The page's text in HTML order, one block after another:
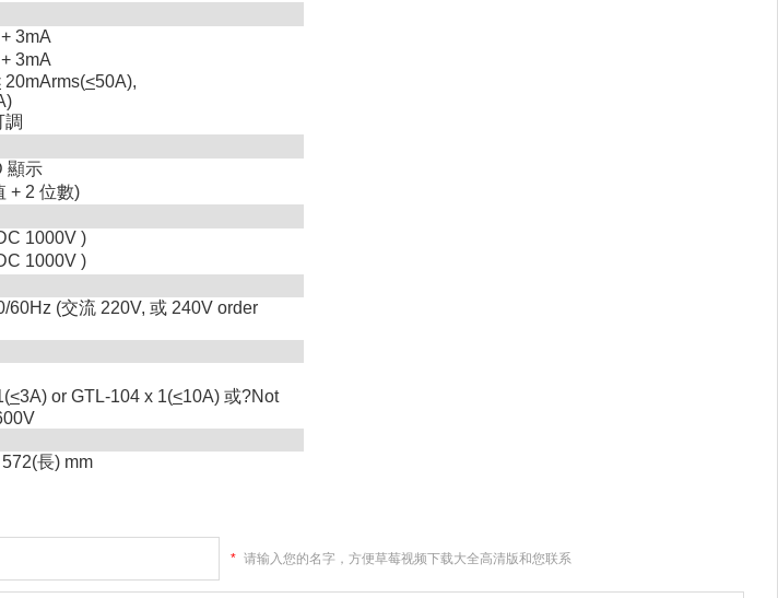
3mA
3mA
20mArms(<50A),
調
顯示
+ 2 位數)
1000V )
1000V )
60Hz (交流 220V, 或 240V order
<3A) or GTL-104 x 1(<10A) 或?Not
長) mm
* 请输入您的名字，方便草莓视频下载大全高清版和您联系